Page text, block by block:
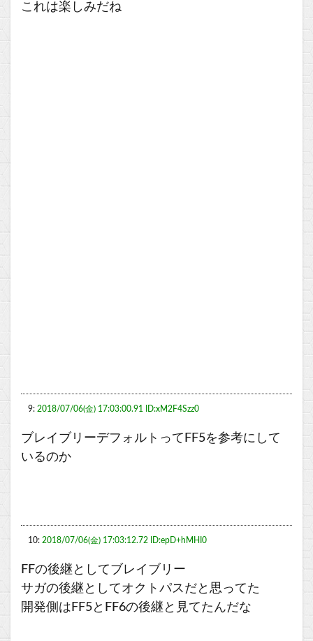
これは楽しみだね
9: 2018/07/06(金) 17:03:00.91 ID:xM2F4Szz0
ブレイブリーデフォルトってFF5を参考にして
いるのか
10: 2018/07/06(金) 17:03:12.72 ID:epD+hMHI0
FFの後継としてブレイブリー
サガの後継としてオクトパスだと思ってた
開発側はFF5とFF6の後継と見てたんだな